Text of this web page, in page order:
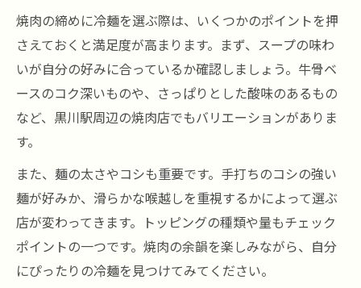
焼肉の締めに冷麺を選ぶ際は、いくつかのポイントを押
さえておくと満足度が高まります。まず、スープの味わ
いが自分の好みに合っているか確認しましょう。牛骨ベ
ースのコク深いものや、さっぱりとした酸味のあるもの
など、黒川駅周辺の焼肉店でもバリエーションがありま
す。
また、麺の太さやコシも重要です。手打ちのコシの強い
麺が好みか、滑らかな喉越しを重視するかによって選ぶ
店が変わってきます。トッピングの種類や量もチェック
ポイントの一つです。焼肉の余韻を楽しみながら、自分
にぴったりの冷麺を見つけてみてください。